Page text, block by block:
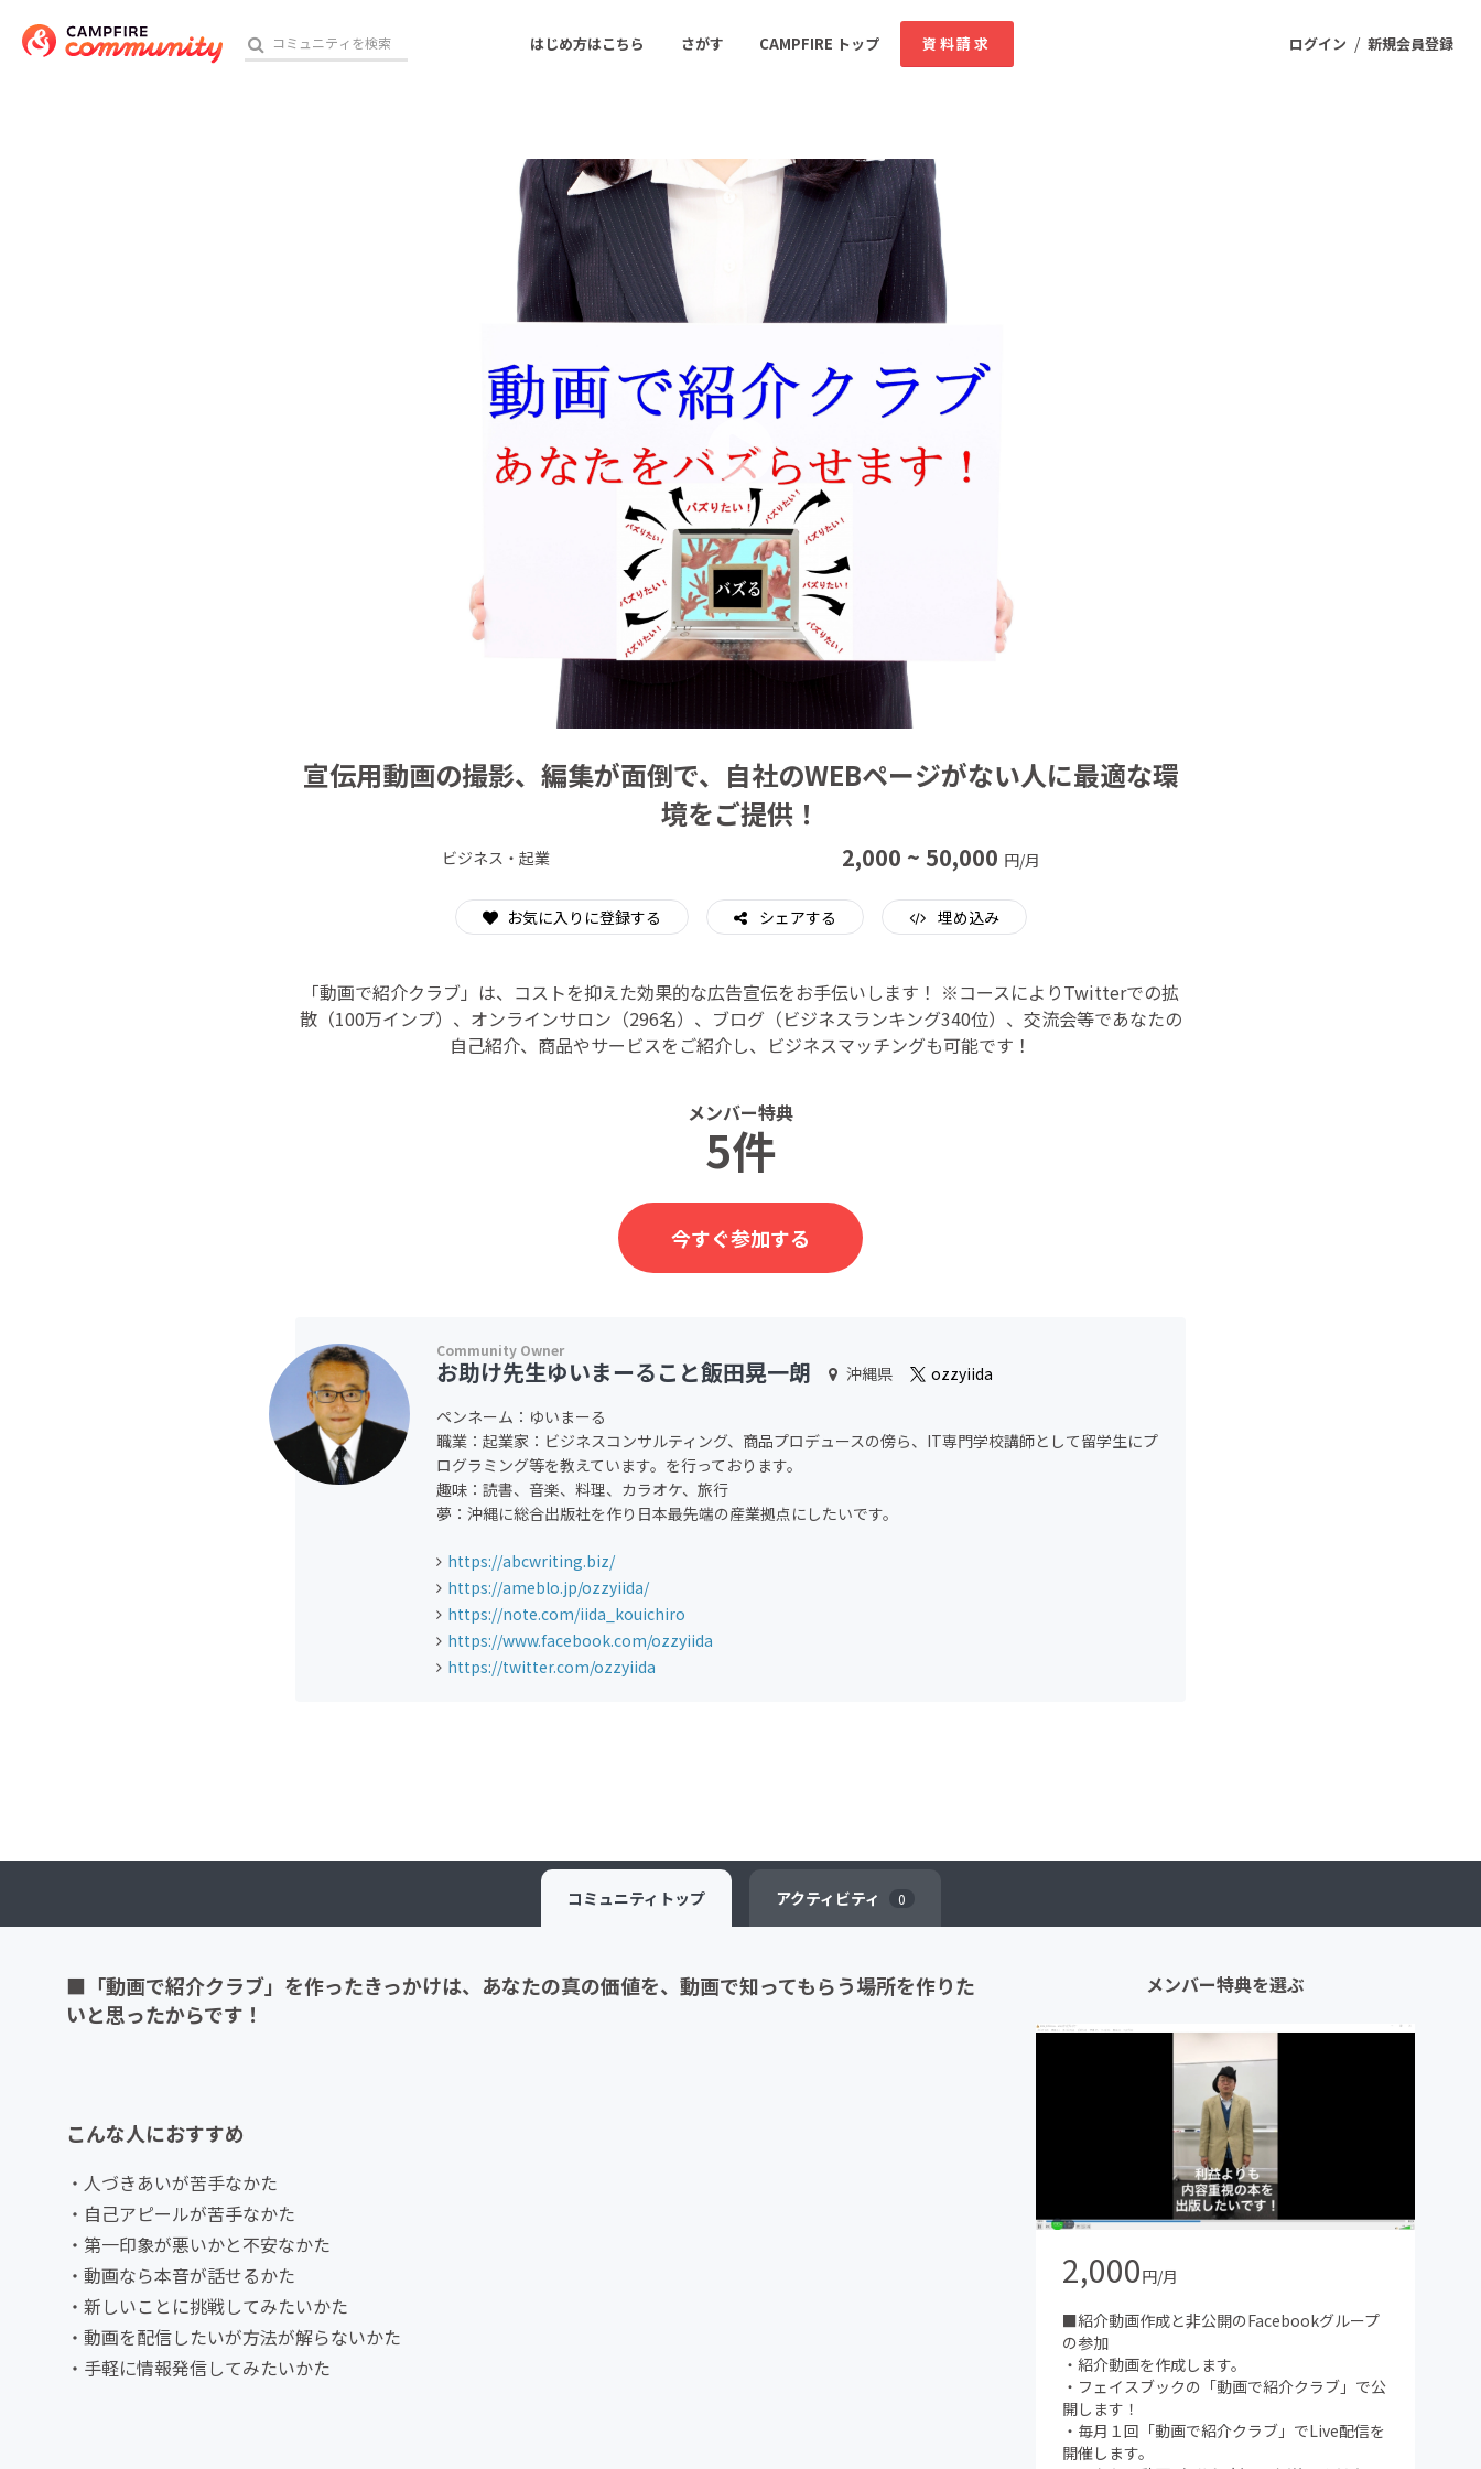
ログイン / 新規会員登録
はじめ方はこちら さがす CAMPFIRE トップ 資料請求
おすすめのコミュニティ 人気のコミュニティ 新着のコミュニティ
音楽 舞台・パフォーマンス
ゲーム・サービス開発 フード・飲食店
ソーシャルグッド ビューティー・ヘルスケア
CAMPFIRE for Social Good CAMPFIRE Creation
宣伝用動画の撮影、編集が面倒で、自社のWEBページがない人に最適な環
境をご提供！
ビジネス・起業 2,000 ~ 50,000 円/月
お気に入りに登録する シェアする 埋め込み
「動画で紹介クラブ」は、コストを抑えた効果的な広告宣伝をお手伝いします！ ※コースによりTwitterでの拡
散（100万インプ）、オンラインサロン（296名）、ブログ（ビジネスランキング340位）、交流会等であなたの
自己紹介、商品やサービスをご紹介し、ビジネスマッチングも可能です！
メンバー特典
5件
今すぐ参加する
お助け先生ゆいまーること飯田晃一朗 沖縄県
ozzyiida
ペンネーム：ゆいまーる
職業：起業家：ビジネスコンサルティング、商品プロデュースの傍ら、IT専門学校講師として留学生にプ
ログラミング等を教えています。を行っております。
趣味：読書、音楽、料理、カラオケ、旅行
夢：沖縄に総合出版社を作り日本最先端の産業拠点にしたいです。
https://abcwriting.biz/
https://ameblo.jp/ozzyiida/
https://note.com/iida_kouichiro
https://www.facebook.com/ozzyiida
https://twitter.com/ozzyiida
コミュニティ トップ アクティビティ 0
■「動画で紹介クラブ」を作ったきっかけは、あなたの真の価値を、動画で知ってもらう場所を作りた
いと思ったからです！
こんな人におすすめ
・人づきあいが苦手なかた
・自己アピールが苦手なかた
・第一印象が悪いかと不安なかた
・動画なら本音が話せるかた
・新しいことに挑戦してみたいかた
・動画を配信したいが方法が解らないかた
・手軽に情報発信してみたいかた
メンバー特典を選ぶ
2,000円/月
■紹介動画作成と非公開のFacebookグループ
の参加
・紹介動画を作成します。
・フェイスブックの「動画で紹介クラブ」で公
開します！
・毎月１回「動画で紹介クラブ」でLive配信を
開催します。